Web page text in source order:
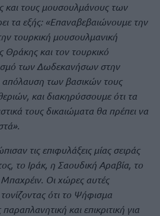
και τους μουσουλμάνους των
τα εξής: «Επαναβεβαιώνουμε την
τουρκική μουσουλμανική
Θράκης και τον τουρκικό
των Δωδεκανήσων στην
απόλαυση των βασικών τους
και διακηρύσσουμε ότι τα
τους δικαιώματα θα πρέπει να
τις επιφυλάξεις μίας σειράς
το Ιράκ, η Σαουδική Αραβία, το
Οι χώρες αυτές
ότι το Ψήφισμα
και επικριτική για